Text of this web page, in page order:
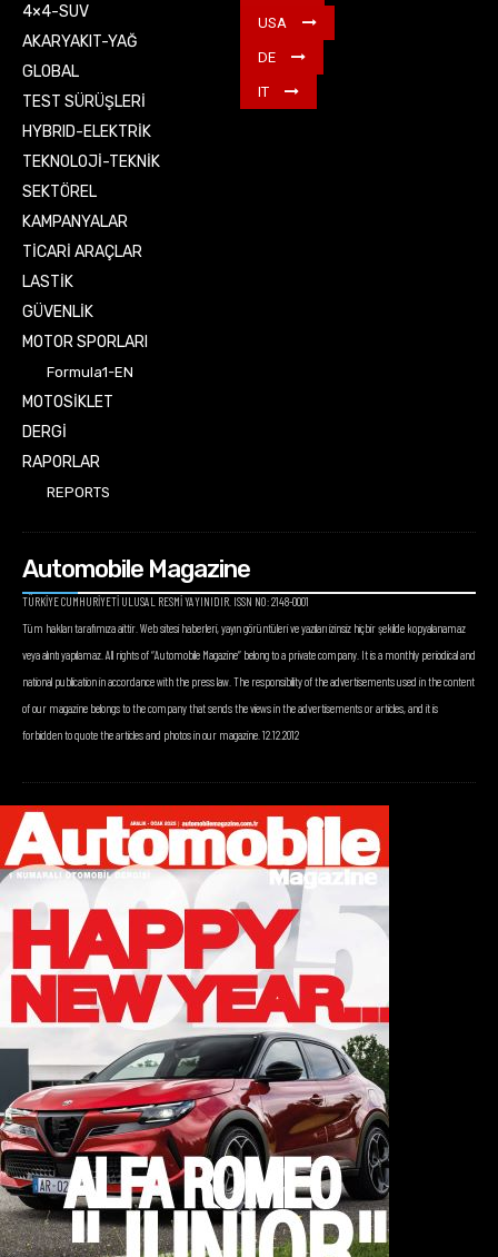
4×4-SUV
AKARYAKIT-YAĞ
GLOBAL
TEST SÜRÜŞLERİ
HYBRID-ELEKTRİK
TEKNOLOJİ-TEKNİK
SEKTÖREL
KAMPANYALAR
TİCARİ ARAÇLAR
LASTİK
GÜVENLİK
MOTOR SPORLARI
Formula1-EN
MOTOSİKLET
DERGİ
RAPORLAR
REPORTS
USA
DE
IT
Automobile Magazine
TÜRKİYE CUMHURİYETİ ULUSAL RESMİ YAYINIDIR. ISSN NO: 2148-0001
Tüm hakları tarafımıza aittir. Web sitesi haberleri, yayın görüntüleri ve yazıları izinsiz hiçbir şekilde kopyalanamaz
veya alıntı yapılamaz. All rights of “Automobile Magazine” belong to a private company. It is a monthly periodical and
national publication in accordance with the press law. The responsibility of the advertisements used in the content
of our magazine belongs to the company that sends the views in the advertisements or articles, and it is
forbidden to quote the articles and photos in our magazine. 12.12.2012